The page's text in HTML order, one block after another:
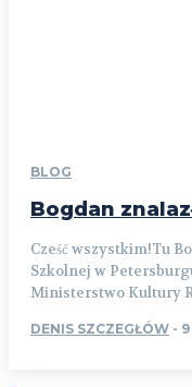
BLOG
Bogdan
Cześć wszystkim!Tu
Szkolnej w
Ministerstwo Kultury
DENIS SZCZEGŁÓW -